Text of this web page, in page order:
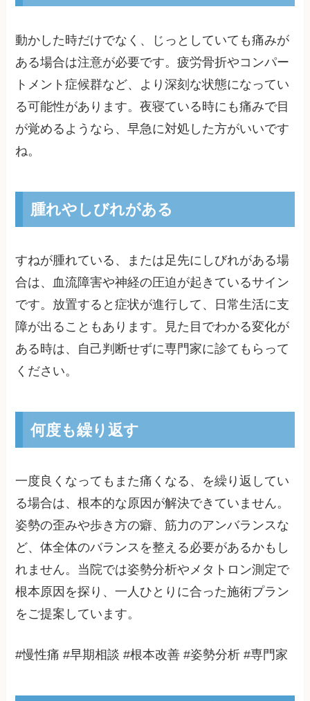
動かした時だけでなく、じっとしていても痛みが
ある場合は注意が必要です。疲労骨折やコンパー
トメント症候群など、より深刻な状態になってい
る可能性があります。夜寝ている時にも痛みで目
が覚めるようなら、早急に対処した方がいいです
ね。
腫れやしびれがある
すねが腫れている、または足先にしびれがある場
合は、血流障害や神経の圧迫が起きているサイン
です。放置すると症状が進行して、日常生活に支
障が出ることもあります。見た目でわかる変化が
ある時は、自己判断せずに専門家に診てもらって
ください。
何度も繰り返す
一度良くなってもまた痛くなる、を繰り返してい
る場合は、根本的な原因が解決できていません。
姿勢の歪みや歩き方の癖、筋力のアンバランスな
ど、体全体のバランスを整える必要があるかもし
れません。当院では姿勢分析やメタトロン測定で
根本原因を探り、一人ひとりに合った施術プラン
をご提案しています。
#慢性痛 #早期相談 #根本改善 #姿勢分析 #専門家